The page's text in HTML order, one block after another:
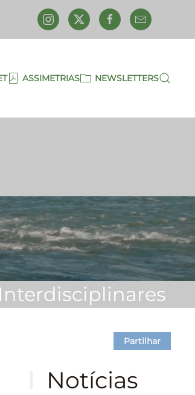
ASSIMETRIAS NEWSLETTERS
Partilhar
Notícias